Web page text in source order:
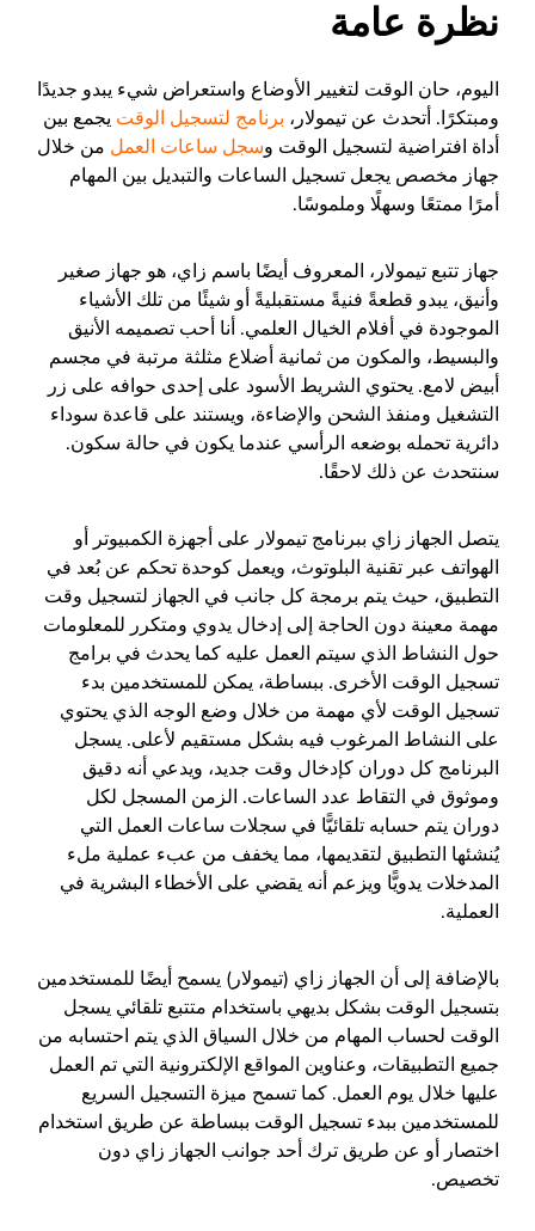
نظرة عامة
اليوم، حان الوقت لتغيير الأوضاع واستعراض شيء يبدو جديدًا
ومبتكرًا. أتحدث عن تيمولار، برنامج لتسجيل الوقت يجمع بين
أداة افتراضية لتسجيل الوقت وسجل ساعات العمل من خلال
جهاز مخصص يجعل تسجيل الساعات والتبديل بين المهام
أمرًا ممتعًا وسهلًا وملموسًا.
جهاز تتبع تيمولار، المعروف أيضًا باسم زاي، هو جهاز صغير
وأنيق، يبدو قطعةً فنيةً مستقبليةً أو شيئًا من تلك الأشياء
الموجودة في أفلام الخيال العلمي. أنا أحب تصميمه الأنيق
والبسيط، والمكون من ثمانية أضلاع مثلثة مرتبة في مجسم
أبيض لامع. يحتوي الشريط الأسود على إحدى حوافه على زر
التشغيل ومنفذ الشحن والإضاءة، ويستند على قاعدة سوداء
دائرية تحمله بوضعه الرأسي عندما يكون في حالة سكون.
سنتحدث عن ذلك لاحقًا.
يتصل الجهاز زاي ببرنامج تيمولار على أجهزة الكمبيوتر أو
الهواتف عبر تقنية البلوتوث، ويعمل كوحدة تحكم عن بُعد في
التطبيق، حيث يتم برمجة كل جانب في الجهاز لتسجيل وقت
مهمة معينة دون الحاجة إلى إدخال يدوي ومتكرر للمعلومات
حول النشاط الذي سيتم العمل عليه كما يحدث في برامج
تسجيل الوقت الأخرى. ببساطة، يمكن للمستخدمين بدء
تسجيل الوقت لأي مهمة من خلال وضع الوجه الذي يحتوي
على النشاط المرغوب فيه بشكل مستقيم لأعلى. يسجل
البرنامج كل دوران كإدخال وقت جديد، ويدعي أنه دقيق
وموثوق في التقاط عدد الساعات. الزمن المسجل لكل
دوران يتم حسابه تلقائيًّا في سجلات ساعات العمل التي
يُنشئها التطبيق لتقديمها، مما يخفف من عبء عملية ملء
المدخلات يدويًّا ويزعم أنه يقضي على الأخطاء البشرية في
العملية.
بالإضافة إلى أن الجهاز زاي (تيمولار) يسمح أيضًا للمستخدمين
بتسجيل الوقت بشكل بديهي باستخدام متتبع تلقائي يسجل
الوقت لحساب المهام من خلال السياق الذي يتم احتسابه من
جميع التطبيقات، وعناوين المواقع الإلكترونية التي تم العمل
عليها خلال يوم العمل. كما تسمح ميزة التسجيل السريع
للمستخدمين ببدء تسجيل الوقت ببساطة عن طريق استخدام
اختصار أو عن طريق ترك أحد جوانب الجهاز زاي دون
تخصيص.